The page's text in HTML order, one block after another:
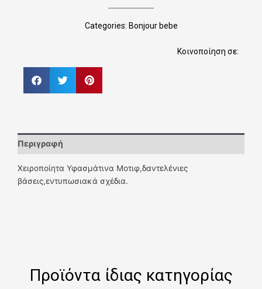
Categories: Bonjour bebe
Κοινοποίηση σε:
Περιγραφή
Χειροποίητα Υφασμάτινα Μοτιφ,δαντελένιες
βάσεις,εντυπωσιακά σχέδια.
Προϊόντα ίδιας κατηγορίας